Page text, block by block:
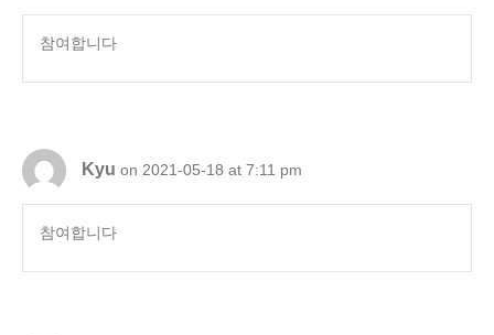
참여합니다
Kyu on 2021-05-18 at 7:11 pm
참여합니다